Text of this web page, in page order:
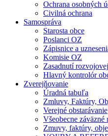
Ochrana osobných
Civilná ochrana
Samospráva
Starosta obce
Poslanci OZ
Zápisnice a
Komisie OZ
Zasadnutí
Hlavný kontrolór
Zverejňovanie
Úradná tabuľa
Zmluvy, Faktúry,
Verejné obstarávanie
Všeobecne záväzné
Zmuvy, faktúry,